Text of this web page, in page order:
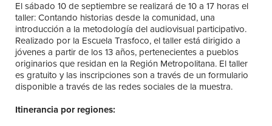
El sábado 10 de septiembre se realizará de 10 a 17 horas el
taller: Contando historias desde la comunidad, una
introducción a la metodología del audiovisual participativo.
Realizado por la Escuela Trasfoco, el taller está dirigido a
jóvenes a partir de los 13 años, pertenecientes a pueblos
originarios que residan en la Región Metropolitana. El taller
es gratuito y las inscripciones son a través de un formulario
disponible a través de las redes sociales de la muestra.
Itinerancia por regiones: